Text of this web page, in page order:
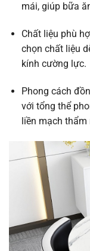
mái, giúp bữa
Chất liệu phù
chọn chất liệu
kính cường lực.
Phong cách
với tổng thể
liền mạch thẩm